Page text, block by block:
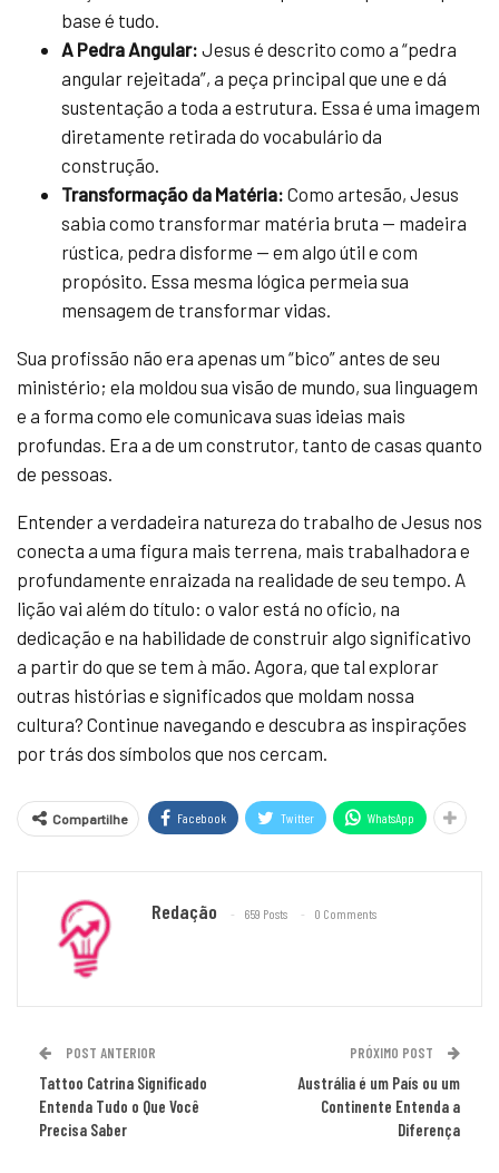
base é tudo.
A Pedra Angular: Jesus é descrito como a “pedra
angular rejeitada”, a peça principal que une e dá
sustentação a toda a estrutura. Essa é uma imagem
diretamente retirada do vocabulário da
construção.
Transformação da Matéria: Como artesão, Jesus
sabia como transformar matéria bruta — madeira
rústica, pedra disforme — em algo útil e com
propósito. Essa mesma lógica permeia sua
mensagem de transformar vidas.
Sua profissão não era apenas um “bico” antes de seu
ministério; ela moldou sua visão de mundo, sua linguagem
e a forma como ele comunicava suas ideias mais
profundas. Era a de um construtor, tanto de casas quanto
de pessoas.
Entender a verdadeira natureza do trabalho de Jesus nos
conecta a uma figura mais terrena, mais trabalhadora e
profundamente enraizada na realidade de seu tempo. A
lição vai além do título: o valor está no ofício, na
dedicação e na habilidade de construir algo significativo
a partir do que se tem à mão. Agora, que tal explorar
outras histórias e significados que moldam nossa
cultura? Continue navegando e descubra as inspirações
por trás dos símbolos que nos cercam.
Compartilhe Facebook Twitter WhatsApp
Redação 659 Posts 0 Comments
POST ANTERIOR
Tattoo Catrina Significado
Entenda Tudo o Que Você
Precisa Saber
PRÓXIMO POST
Austrália é um País ou um
Continente Entenda a
Diferença